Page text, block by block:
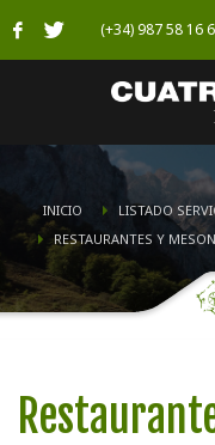
(+34) 987 58 16
INICIO LISTADO
RESTAURANTES Y